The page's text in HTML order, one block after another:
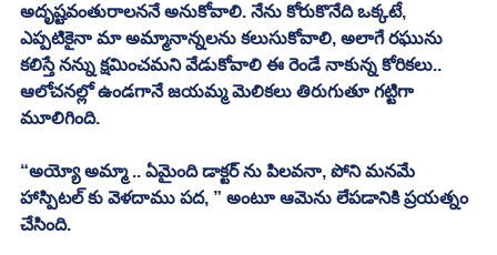
అదృష్టవంతురాలననే అనుకోవాలి. నేను కోరుకొనేది ఒక్కటే,
ఎప్పటికైనా మా అమ్మానాన్నలను కలుసుకోవాలి, అలాగే రఘును
కలిస్తే నన్ను క్షమించమని వేడుకోవాలి ఈ రెండే నాకున్న కోరికలు..
ఆలోచనల్లో ఉండగానే జయమ్మ మెలికలు తిరుగుతూ గట్టిగా
మూలిగింది.
“అయ్యో అమ్మా .. ఏమైంది డాక్టర్ ను పిలవనా, పోని మనమే
హాస్పిటల్ కు వెళదాము పద, ” అంటూ ఆమెను లేపడానికి ప్రయత్నం
చేసింది.